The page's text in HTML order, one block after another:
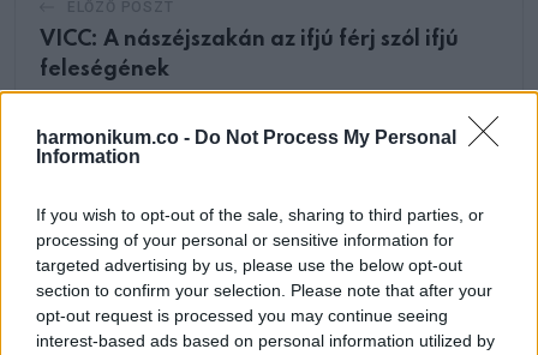
harmonikum.co - Do Not Process My Personal
Information
If you wish to opt-out of the sale, sharing to third parties, or
processing of your personal or sensitive information for
targeted advertising by us, please use the below opt-out
section to confirm your selection. Please note that after your
opt-out request is processed you may continue seeing
interest-based ads based on personal information utilized by
VICC: A nászéjszakán az ifjú férj szól ifjú
feleségének
KÖVETKEZŐ POSZT
Lehet, hogy nálad is lapul egy hasonló régi
százforintos: akár 60 ezer forintot is
megérhet!